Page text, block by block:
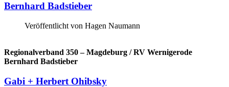
Bernhard Badstieber
Veröffentlicht von Hagen Naumann
Regionalverband 350 – Magdeburg / RV Wernigerode
Bernhard Badstieber
Gabi + Herbert Ohibsky